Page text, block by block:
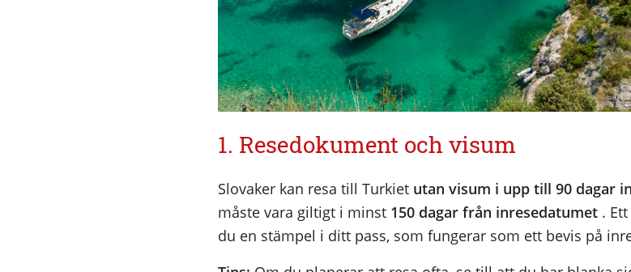
1. Resedokument och visum
Slovaker kan resa till Turkiet utan visum i upp till 90 dagar
måste vara giltigt i minst 150 dagar från inresedatumet. Ett
du en stämpel i ditt pass, som fungerar som ett bevis på